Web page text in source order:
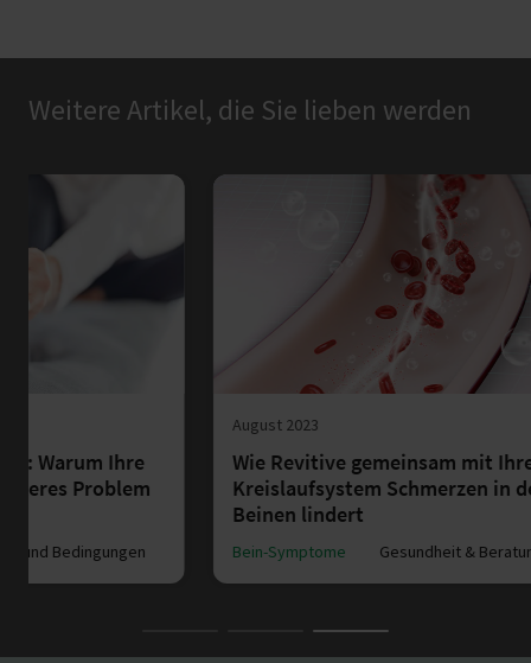
Weitere Artikel, die Sie lieben werden
Wie Revitive gemeinsam mit Ihrem
Kreislaufsystem Schmerzen in den
Bein-Symptome Gesundheit & Beratung
Wie